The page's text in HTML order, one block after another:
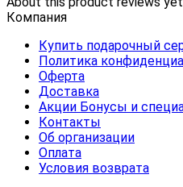
Компания
Купить подарочный
Политика
Оферта
Доставка
Акции Бонусы и
Контакты
Об организации
Оплата
Условия возврата